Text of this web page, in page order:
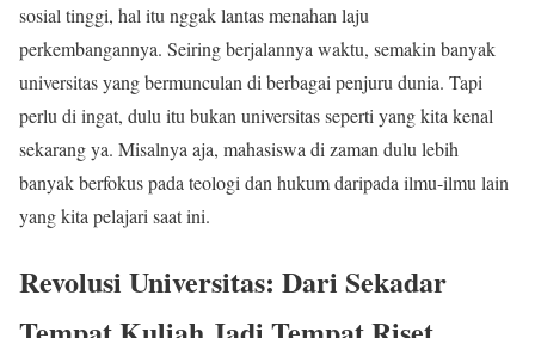
sosial tinggi, hal itu nggak lantas menahan laju
perkembangannya. Seiring berjalannya waktu, semakin banyak
universitas yang bermunculan di berbagai penjuru dunia. Tapi
perlu di ingat, dulu itu bukan universitas seperti yang kita kenal
sekarang ya. Misalnya aja, mahasiswa di zaman dulu lebih
banyak berfokus pada teologi dan hukum daripada ilmu-ilmu lain
yang kita pelajari saat ini.
Revolusi Universitas: Dari Sekadar